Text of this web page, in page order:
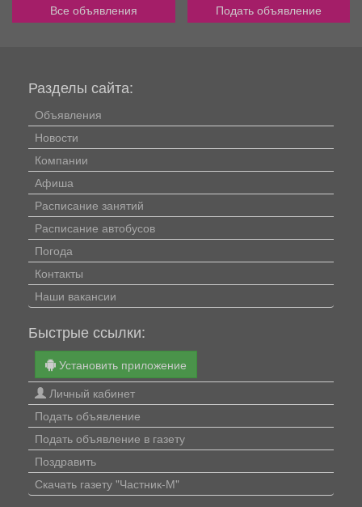
Все объявления Подать объявление
Разделы сайта:
Объявления
Новости
Компании
Афиша
Расписание занятий
Расписание автобусов
Погода
Контакты
Наши вакансии
Быстрые ссылки:
Установить приложение
Личный кабинет
Подать объявление
Подать объявление в газету
Поздравить
Скачать газету "Частник-М"